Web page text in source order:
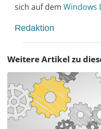
sich auf dem Windows
Redaktion
Weitere Artikel zu